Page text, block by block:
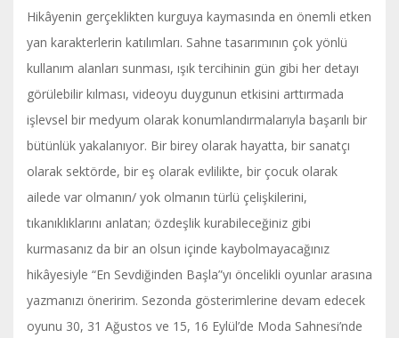
Hikâyenin gerçeklikten kurguya kaymasında en önemli etken
yan karakterlerin katılımları. Sahne tasarımının çok yönlü
kullanım alanları sunması, ışık tercihinin gün gibi her detayı
görülebilir kılması, videoyu duygunun etkisini arttırmada
işlevsel bir medyum olarak konumlandırmalarıyla başarılı bir
bütünlük yakalanıyor. Bir birey olarak hayatta, bir sanatçı
olarak sektörde, bir eş olarak evlilikte, bir çocuk olarak
ailede var olmanın/ yok olmanın türlü çelişkilerini,
tıkanıklıklarını anlatan; özdeşlik kurabileceğiniz gibi
kurmasanız da bir an olsun içinde kaybolmayacağınız
hikâyesiyle “En Sevdiğinden Başla”yı öncelikli oyunlar arasına
yazmanızı öneririm. Sezonda gösterimlerine devam edecek
oyunu 30, 31 Ağustos ve 15, 16 Eylül’de Moda Sahnesi’nde